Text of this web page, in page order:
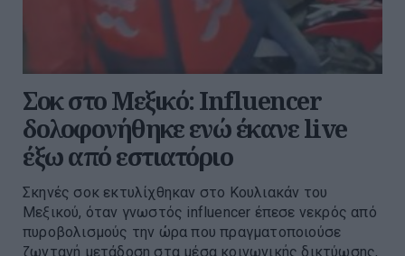
Σοκ στο Μεξικό: Influencer
δολοφονήθηκε ενώ έκανε live
έξω από εστιατόριο
Σκηνές σοκ εκτυλίχθηκαν στο Κουλιακάν του
Μεξικού, όταν γνωστός influencer έπεσε νεκρός από
πυροβολισμούς την ώρα που πραγματοποιούσε
ζωντανή μετάδοση στα μέσα κοινωνικής δικτύωσης,